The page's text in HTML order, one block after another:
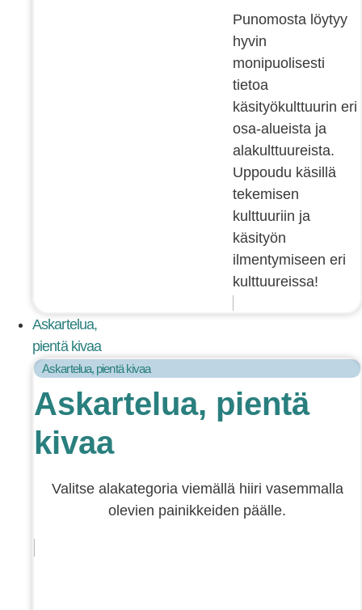
Punomosta löytyy
hyvin
monipuolisesti
tietoa
käsityökulttuurin eri
osa-alueista ja
alakulttuureista.
Uppoudu käsillä
tekemisen
kulttuuriin ja
käsityön
ilmentymiseen eri
kulttuureissa!
Askartelua,
pientä kivaa
Askartelua, pientä kivaa
Askartelua, pientä
kivaa
Valitse alakategoria viemällä hiiri vasemmalla
olevien painikkeiden päälle.